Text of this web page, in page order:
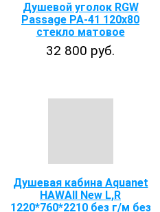
Душевой уголок RGW
Passage PA-41 120x80
стекло матовое
32 800 руб.
Душевая кабина Aquanet
HAWAII New L,R
1220*760*2210 без г/м без